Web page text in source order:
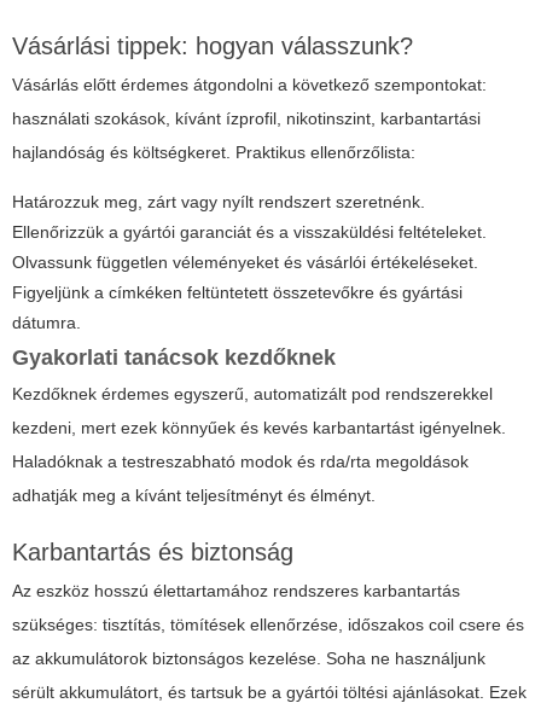
Vásárlási tippek: hogyan válasszunk?
Vásárlás előtt érdemes átgondolni a következő szempontokat:
használati szokások, kívánt ízprofil, nikotinszint, karbantartási
hajlandóság és költségkeret. Praktikus ellenőrzőlista:
Határozzuk meg, zárt vagy nyílt rendszert szeretnénk.
Ellenőrizzük a gyártói garanciát és a visszaküldési feltételeket.
Olvassunk független véleményeket és vásárlói értékeléseket.
Figyeljünk a címkéken feltüntetett összetevőkre és gyártási
dátumra.
Gyakorlati tanácsok kezdőknek
Kezdőknek érdemes egyszerű, automatizált pod rendszerekkel
kezdeni, mert ezek könnyűek és kevés karbantartást igényelnek.
Haladóknak a testreszabható modok és rda/rta megoldások
adhatják meg a kívánt teljesítményt és élményt.
Karbantartás és biztonság
Az eszköz hosszú élettartamához rendszeres karbantartás
szükséges: tisztítás, tömítések ellenőrzése, időszakos coil csere és
az akkumulátorok biztonságos kezelése. Soha ne használjunk
sérült akkumulátort, és tartsuk be a gyártói töltési ajánlásokat. Ezek